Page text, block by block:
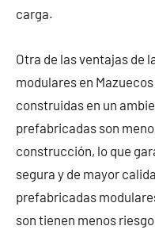
carga.
Otra de las ventajas de
modulares en
construidas en un
prefabricadas son
construcción, lo que
segura y de mayor
prefabricadas
son tienen menos